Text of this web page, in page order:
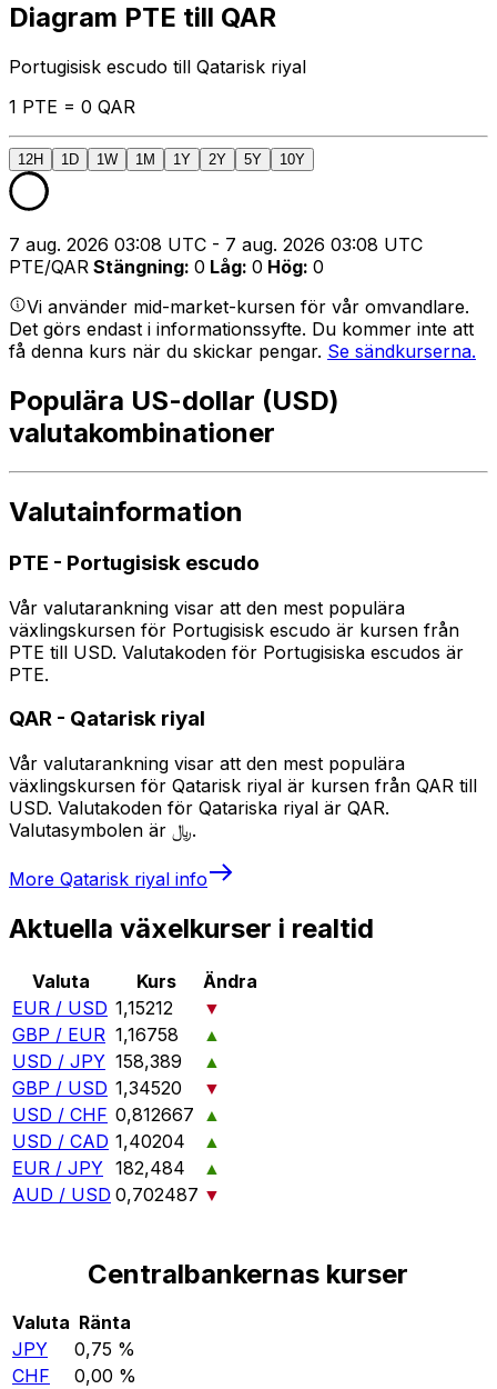
Diagram PTE till QAR
Portugisisk escudo till Qatarisk riyal
1 PTE = 0 QAR
12H 1D 1W 1M 1Y 2Y 5Y 10Y
7 aug. 2026 03:08 UTC - 7 aug. 2026 03:08 UTC
PTE/QAR Stängning: 0 Låg: 0 Hög: 0
Vi använder mid-market-kursen för vår omvandlare.
Det görs endast i informationssyfte. Du kommer inte att
få denna kurs när du skickar pengar. Se sändkurserna.
Populära US-dollar (USD)
valutakombinationer
Valutainformation
PTE - Portugisisk escudo
Vår valutarankning visar att den mest populära
växlingskursen för Portugisisk escudo är kursen från
PTE till USD. Valutakoden för Portugisiska escudos är
PTE.
QAR - Qatarisk riyal
Vår valutarankning visar att den mest populära
växlingskursen för Qatarisk riyal är kursen från QAR till
USD. Valutakoden för Qatariska riyal är QAR.
Valutasymbolen är ﷼.
More Qatarisk riyal info
Aktuella växelkurser i realtid
Valuta Kurs
Ändra
EUR / USD 1,15212
▼
GBP / EUR 1,16758
▲
USD / JPY 158,389
▲
GBP / USD 1,34520
▼
USD / CHF 0,812667
▲
USD / CAD 1,40204
▲
EUR / JPY 182,484
▲
AUD / USD 0,702487 ▼
Centralbankernas kurser
Valuta Ränta
JPY
0,75 %
CHF
0,00 %